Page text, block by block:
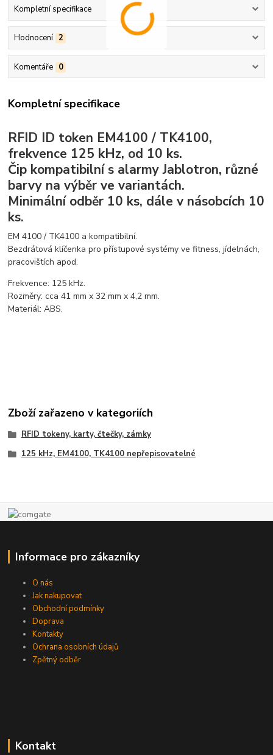
Kompletní specifikace
Hodnocení 2
Komentáře 0
Kompletní specifikace
RFID ID token EM4100 / TK4100,
frekvence 125 kHz, od 10 ks.
Čip kompatibilní s alarmy Jablotron, různé
barvy na výběr ve variantách.
Minimální odběr 10 ks, dále v násobcích 10
ks.
EM 4100 / TK4100 a kompatibilní.
Bezdrátová klíčenka pro přístupové systémy ve fitness, jídelnách,
pracovištích apod.
Frekvence: 125 kHz.
Rozměry: cca 41 mm x 32 mm x 4,2 mm.
Materiál: ABS.
Zboží zařazeno v kategoriích
RFID tokeny, karty, čtečky, zámky
125 kHz, EM4100, TK4100 nepřepisovatelné
Informace pro zákazníky
O nás
Jak nakupovat
Obchodní podmínky
Doprava
Kontakty
Ochrana osobních údajů
Zpětný odběr
Kontakt